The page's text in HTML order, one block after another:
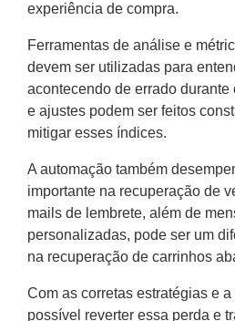
experiência de compra.
Ferramentas de análise e
devem ser utilizadas para
acontecendo de errado durante
e ajustes podem ser feitos
mitigar esses índices.
A automação também
importante na recuperação de
mails de lembrete, além de
personalizadas, pode ser um
na recuperação de carrinhos
Com as corretas estratégias e
possível reverter essa perda e